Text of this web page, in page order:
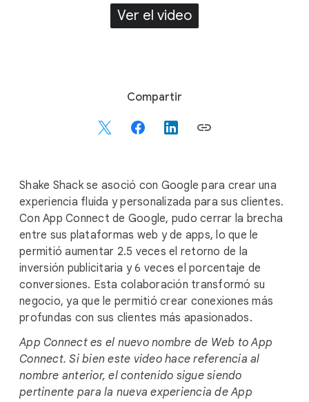
Ver el video
l
M
o
d
u
l
e
Compartir
Shake Shack se asoció con Google para crear una
experiencia fluida y personalizada para sus clientes.
Con App Connect de Google, pudo cerrar la brecha
entre sus plataformas web y de apps, lo que le
permitió aumentar 2.5 veces el retorno de la
inversión publicitaria y 6 veces el porcentaje de
conversiones. Esta colaboración transformó su
negocio, ya que le permitió crear conexiones más
profundas con sus clientes más apasionados.
App Connect es el nuevo nombre de Web to App
Connect. Si bien este video hace referencia al
nombre anterior, el contenido sigue siendo
pertinente para la nueva experiencia de App